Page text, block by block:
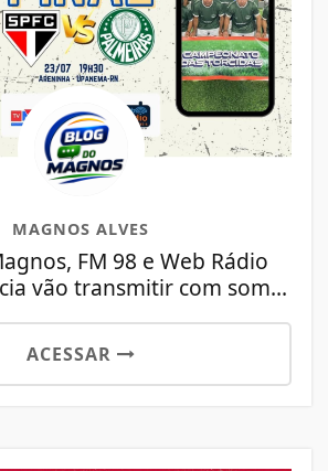
MAGNOS ALVES
FM 98 e Web Rádio
vão transmitir com som...
ACESSAR